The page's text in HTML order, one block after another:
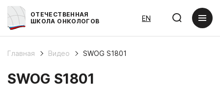
ОТЕЧЕСТВЕННАЯ
ШКОЛА ОНКОЛОГОВ
EN
Главная Видео SWOG S1801
SWOG S1801